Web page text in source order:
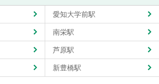
愛知大学前駅
南栄駅
芦原駅
新豊橋駅